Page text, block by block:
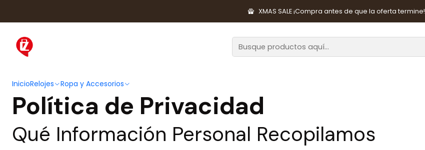
InicioRelojes Ropa y Accesorios
XMAS SALE ¡Compra antes de que la oferta termine!
Inicio Política de Privacidad
Política de Privacidad
Política de Privacidad
Qué Información Personal Recopilamos